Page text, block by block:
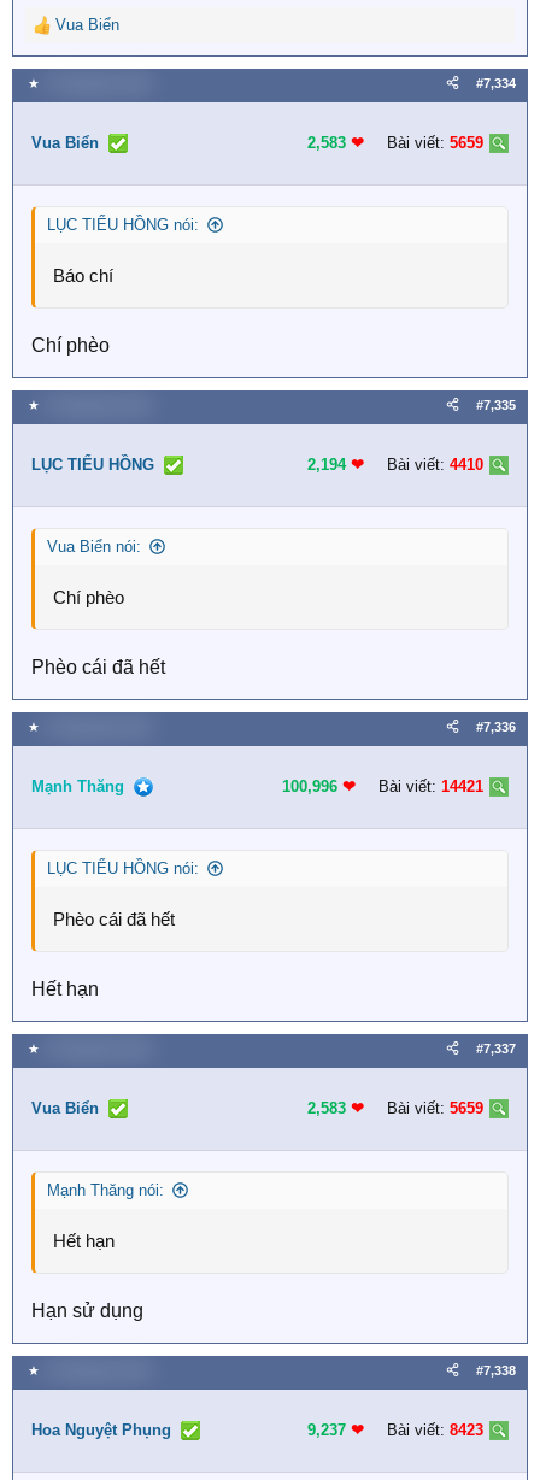
R
e
a
c
i
n
s
Vua Biển
★ #7,334
Vua Biển 2,583 ❤︎ Bài viết: 5659
LỤC TIỂU HỒNG nói:
Báo chí
Chí phèo
★ #7,335
LỤC TIỂU HỒNG 2,194 ❤︎ Bài viết: 4410
Vua Biển nói:
Chí phèo
Phèo cái đã hết
★ #7,336
Mạnh Thăng 100,996 ❤︎ Bài viết: 14421
LỤC TIỂU HỒNG nói:
Phèo cái đã hết
Hết hạn
★ #7,337
Vua Biển 2,583 ❤︎ Bài viết: 5659
Mạnh Thăng nói:
Hết hạn
Hạn sử dụng
★ #7,338
Hoa Nguyệt Phụng 9,237 ❤︎ Bài viết: 8423